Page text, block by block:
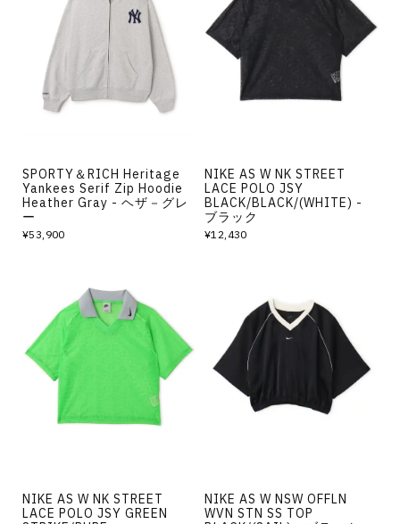
SPORTY＆RICH Heritage
Yankees Serif Zip Hoodie
Heather Gray - ヘザ－グレ
ー
¥53,900
NIKE AS W NK STREET
LACE POLO JSY
BLACK/BLACK/(WHITE) -
ブラック
¥12,430
NIKE AS W NK STREET
LACE POLO JSY GREEN
NIKE AS W NSW OFFLN
WVN STN SS TOP